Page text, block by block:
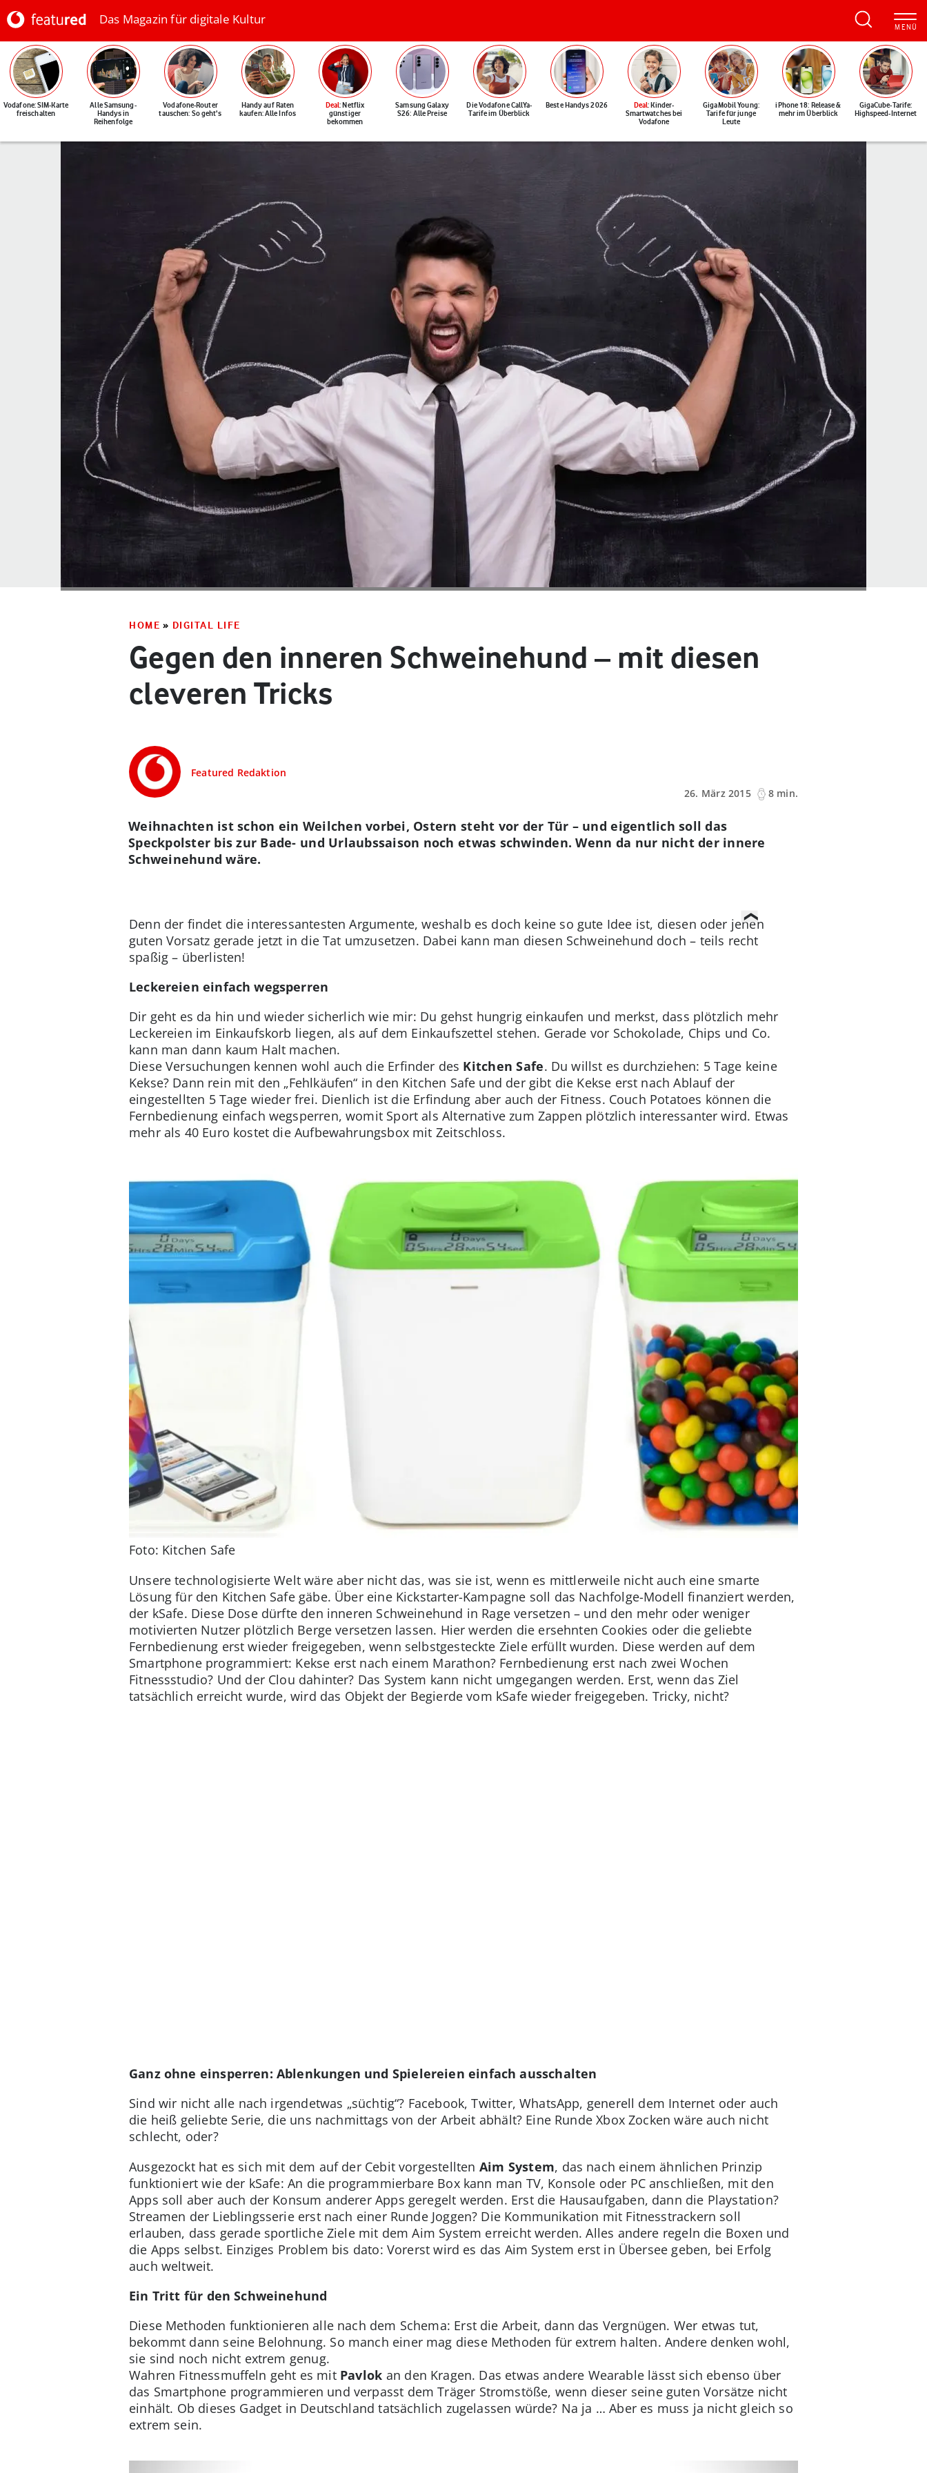
Das Magazin für digitale Kultur
Vodafone: SIM-Karte
freischalten
Alle Samsung-
Handys in
Reihenfolge
Vodafone-Router
tauschen: So geht's
Handy auf Raten
kaufen: Alle Infos
Deal: Netflix
günstiger
bekommen
Samsung Galaxy
S26: Alle Preise
Die Vodafone CallYa-
Tarife im Überblick
Beste Handys 2026 Deal: Kinder-
Smartwatches bei
Vodafone
GigaMobil Young:
Tarife für junge
Leute
iPhone 18: Release &
mehr im Überblick
GigaCube-Tarife:
Highspeed-Internet
HOME » DIGITAL LIFE
Gegen den inneren Schweinehund – mit diesen
cleveren Tricks
Featured Redaktion
26. März 2015
8 min.
Weihnachten ist schon ein Weilchen vorbei, Ostern steht vor der Tür – und eigentlich soll das
Speckpolster bis zur Bade- und Urlaubssaison noch etwas schwinden. Wenn da nur nicht der innere
Schweinehund wäre.
Denn der findet die interessantesten Argumente, weshalb es doch keine so gute Idee ist, diesen oder jenen
guten Vorsatz gerade jetzt in die Tat umzusetzen. Dabei kann man diesen Schweinehund doch – teils recht
spaßig – überlisten!
Leckereien einfach wegsperren
Dir geht es da hin und wieder sicherlich wie mir: Du gehst hungrig einkaufen und merkst, dass plötzlich mehr
Leckereien im Einkaufskorb liegen, als auf dem Einkaufszettel stehen. Gerade vor Schokolade, Chips und Co.
kann man dann kaum Halt machen.
Diese Versuchungen kennen wohl auch die Erfinder des Kitchen Safe. Du willst es durchziehen: 5 Tage keine
Kekse? Dann rein mit den „Fehlkäufen“ in den Kitchen Safe und der gibt die Kekse erst nach Ablauf der
eingestellten 5 Tage wieder frei. Dienlich ist die Erfindung aber auch der Fitness. Couch Potatoes können die
Fernbedienung einfach wegsperren, womit Sport als Alternative zum Zappen plötzlich interessanter wird. Etwas
mehr als 40 Euro kostet die Aufbewahrungsbox mit Zeitschloss.
Foto: Kitchen Safe
Unsere technologisierte Welt wäre aber nicht das, was sie ist, wenn es mittlerweile nicht auch eine smarte
Lösung für den Kitchen Safe gäbe. Über eine Kickstarter-Kampagne soll das Nachfolge-Modell finanziert werden,
der kSafe. Diese Dose dürfte den inneren Schweinehund in Rage versetzen – und den mehr oder weniger
motivierten Nutzer plötzlich Berge versetzen lassen. Hier werden die ersehnten Cookies oder die geliebte
Fernbedienung erst wieder freigegeben, wenn selbstgesteckte Ziele erfüllt wurden. Diese werden auf dem
Smartphone programmiert: Kekse erst nach einem Marathon? Fernbedienung erst nach zwei Wochen
Fitnessstudio? Und der Clou dahinter? Das System kann nicht umgegangen werden. Erst, wenn das Ziel
tatsächlich erreicht wurde, wird das Objekt der Begierde vom kSafe wieder freigegeben. Tricky, nicht?
Ganz ohne einsperren: Ablenkungen und Spielereien einfach ausschalten
Sind wir nicht alle nach irgendetwas „süchtig“? Facebook, Twitter, WhatsApp, generell dem Internet oder auch
die heiß geliebte Serie, die uns nachmittags von der Arbeit abhält? Eine Runde Xbox Zocken wäre auch nicht
schlecht, oder?
Ausgezockt hat es sich mit dem auf der Cebit vorgestellten Aim System, das nach einem ähnlichen Prinzip
funktioniert wie der kSafe: An die programmierbare Box kann man TV, Konsole oder PC anschließen, mit den
Apps soll aber auch der Konsum anderer Apps geregelt werden. Erst die Hausaufgaben, dann die Playstation?
Streamen der Lieblingsserie erst nach einer Runde Joggen? Die Kommunikation mit Fitnesstrackern soll
erlauben, dass gerade sportliche Ziele mit dem Aim System erreicht werden. Alles andere regeln die Boxen und
die Apps selbst. Einziges Problem bis dato: Vorerst wird es das Aim System erst in Übersee geben, bei Erfolg
auch weltweit.
Ein Tritt für den Schweinehund
Diese Methoden funktionieren alle nach dem Schema: Erst die Arbeit, dann das Vergnügen. Wer etwas tut,
bekommt dann seine Belohnung. So manch einer mag diese Methoden für extrem halten. Andere denken wohl,
sie sind noch nicht extrem genug.
Wahren Fitnessmuffeln geht es mit Pavlok an den Kragen. Das etwas andere Wearable lässt sich ebenso über
das Smartphone programmieren und verpasst dem Träger Stromstöße, wenn dieser seine guten Vorsätze nicht
einhält. Ob dieses Gadget in Deutschland tatsächlich zugelassen würde? Na ja … Aber es muss ja nicht gleich so
extrem sein.